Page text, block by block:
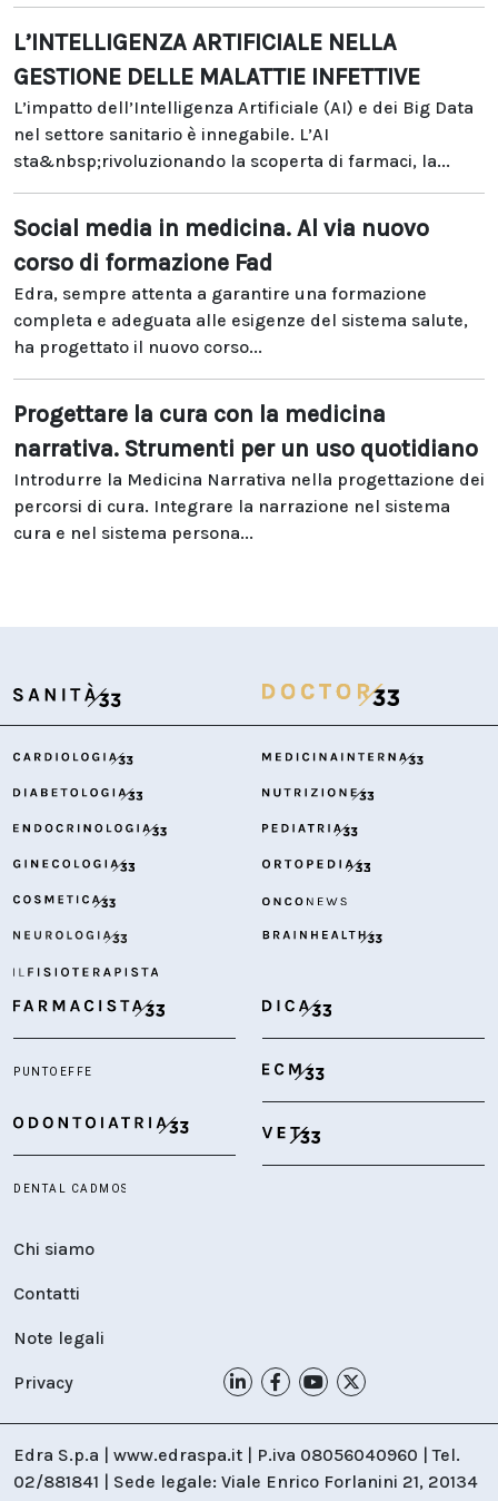
L’INTELLIGENZA ARTIFICIALE NELLA
GESTIONE DELLE MALATTIE INFETTIVE
L’impatto dell’Intelligenza Artificiale (AI) e dei Big Data
nel settore sanitario è innegabile. L’AI
sta&nbsp;rivoluzionando la scoperta di farmaci, la...
Social media in medicina. Al via nuovo
corso di formazione Fad
Edra, sempre attenta a garantire una formazione
completa e adeguata alle esigenze del sistema salute,
ha progettato il nuovo corso...
Progettare la cura con la medicina
narrativa. Strumenti per un uso quotidiano
Introdurre la Medicina Narrativa nella progettazione dei
percorsi di cura. Integrare la narrazione nel sistema
cura e nel sistema persona...
Chi siamo
Contatti
Note legali
Privacy
Edra S.p.a | www.edraspa.it | P.iva 08056040960 | Tel.
02/881841 | Sede legale: Viale Enrico Forlanini 21, 20134